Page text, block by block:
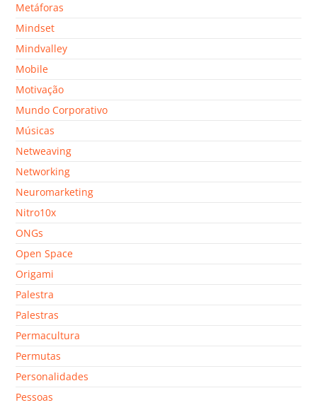
Metáforas
Mindset
Mindvalley
Mobile
Motivação
Mundo Corporativo
Músicas
Netweaving
Networking
Neuromarketing
Nitro10x
ONGs
Open Space
Origami
Palestra
Palestras
Permacultura
Permutas
Personalidades
Pessoas